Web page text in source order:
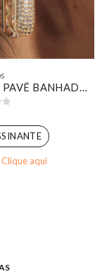
ARGOLA RETANGULAR PAVÊ BANHADA EM OURO 18K
aqui